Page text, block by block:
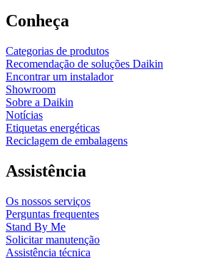
Conheça
Categorias de produtos
Recomendação de soluções Daikin
Encontrar um instalador
Showroom
Sobre a Daikin
Notícias
Etiquetas energéticas
Reciclagem de embalagens
Assistência
Os nossos serviços
Perguntas frequentes
Stand By Me
Solicitar manutenção
Assistência técnica